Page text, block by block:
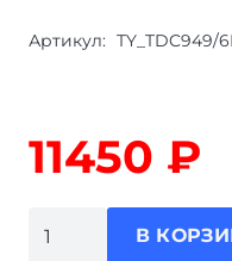
Артикул: TY_TDC949/
11450 ₽
В